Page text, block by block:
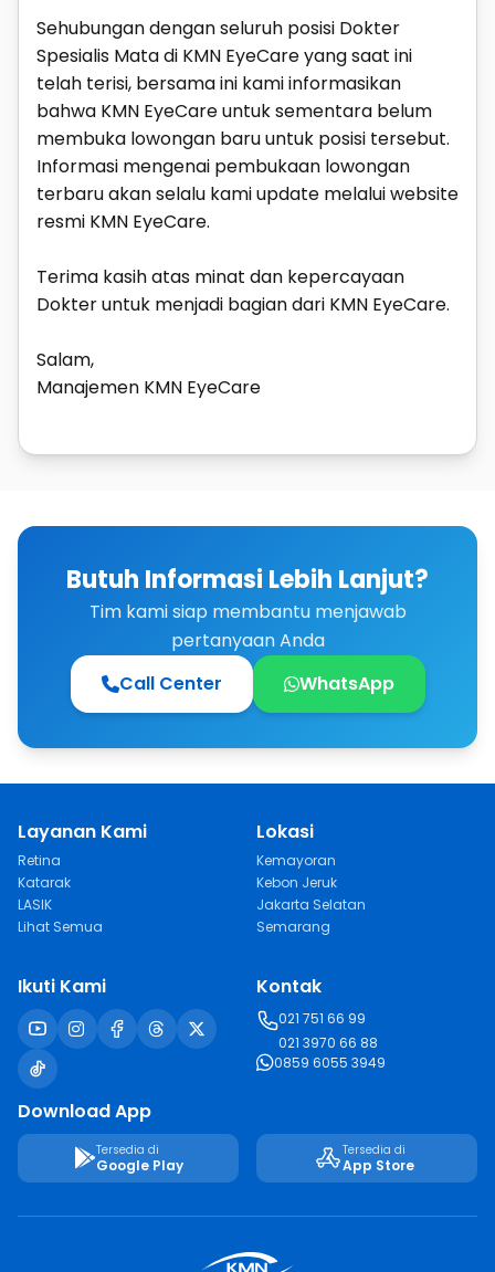
Sehubungan dengan seluruh posisi Dokter
Spesialis Mata di KMN EyeCare yang saat ini
telah terisi, bersama ini kami informasikan
bahwa KMN EyeCare untuk sementara belum
membuka lowongan baru untuk posisi tersebut.
Informasi mengenai pembukaan lowongan
terbaru akan selalu kami update melalui website
resmi KMN EyeCare.
Terima kasih atas minat dan kepercayaan
Dokter untuk menjadi bagian dari KMN EyeCare.
Salam,
Manajemen KMN EyeCare
Butuh Informasi Lebih Lanjut?
Tim kami siap membantu menjawab
pertanyaan Anda
Call Center
WhatsApp
Layanan Kami
Retina
Katarak
LASIK
Lihat Semua
Lokasi
Kemayoran
Kebon Jeruk
Jakarta Selatan
Semarang
Ikuti Kami Kontak
021 751 66 99
021 3970 66 88
0859 6055 3949
Download App
Tersedia di
Google Play
Tersedia di
App Store